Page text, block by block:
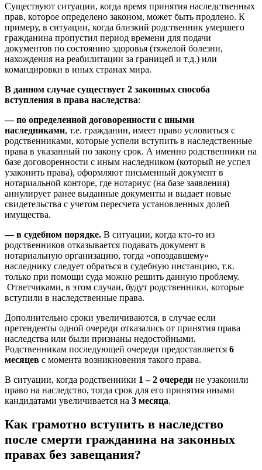
Существуют ситуации, когда время принятия наследственных
прав, которое определено законом, может быть продлено. К
примеру, в ситуации, когда близкий родственник умершего
гражданина пропустил период времени для подачи
документов по состоянию здоровья (тяжелой болезни,
нахождения на реабилитации за границей и т.д.) или
командировки в иных странах мира.
В данном случае существует 2 законных способа
вступления в права наследства:
— по определенной договоренности с иными
наследниками, т.е. гражданин, имеет право условиться с
родственниками, которые успели вступить в наследственные
права в указанный по закону срок. А именно родственники на
базе договоренности с иным наследником (который не успел
узаконить права), оформляют письменный документ в
нотариальной конторе, где нотариус (на базе заявления)
аннулирует ранее выданные документы и выдает новые
свидетельства с учетом пересчета установленных долей
имущества.
— в судебном порядке. В ситуации, когда кто-то из
родственников отказывается подавать документ в
нотариальную организацию, тогда «опоздавшему»
наследнику следует обраться в судебную инстанцию, т.к.
только при помощи суда можно решить данную проблему.
Ответчиками, в этом случаи, будут родственники, которые
вступили в наследственные права.
Дополнительно сроки увеличиваются, в случае если
претенденты одной очереди отказались от принятия права
наследства или были признаны недостойными.
Родственникам последующей очереди предоставляется 6
месяцев с момента возникновения такого права.
В ситуации, когда родственники 1 – 2 очереди не узаконили
право на наследство, тогда срок для его принятия иными
кандидатами увеличивается на 3 месяца.
Как грамотно вступить в наследство
после смерти гражданина на законных
правах без завещания?